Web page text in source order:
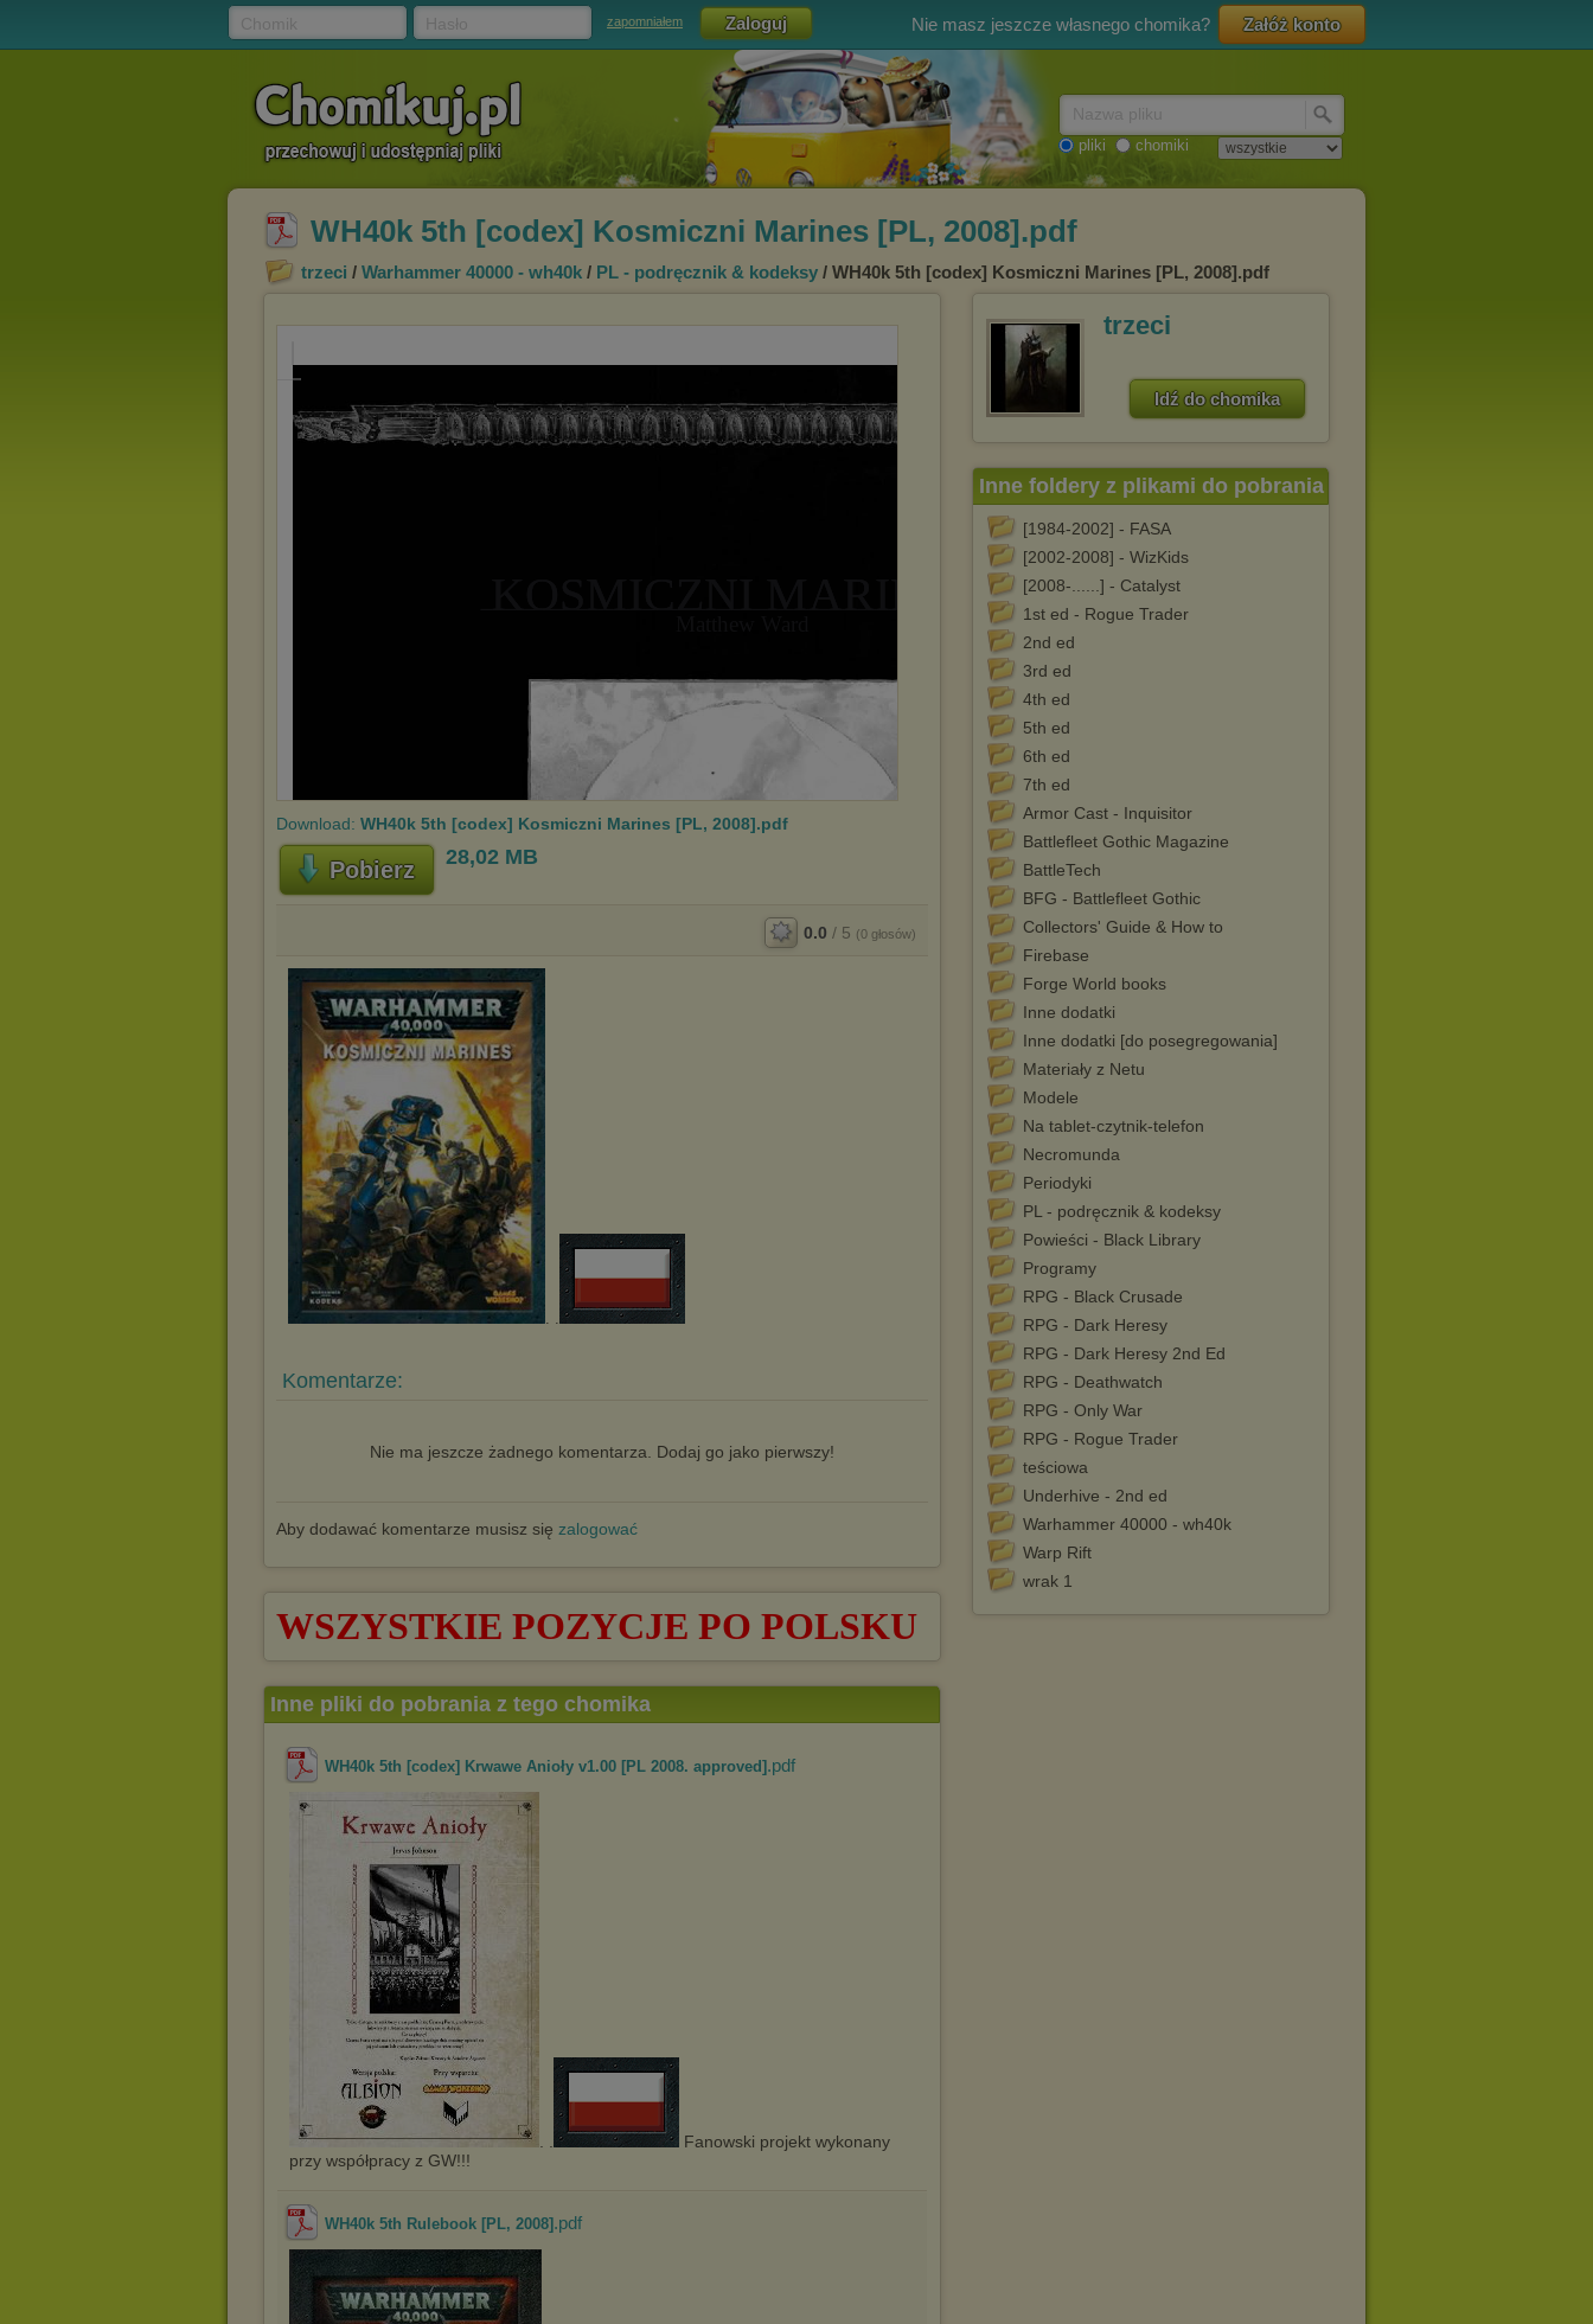
zapomniałem Nie masz jeszcze własnego chomika? Załóż konto
pliki chomiki
WH40k 5th [codex] Kosmiczni Marines [PL, 2008].pdf
trzeci / Warhammer 40000 - wh40k / PL - podręcznik & kodeksy / WH40k 5th [codex] Kosmiczni Marines [PL, 2008].pdf
Download: WH40k 5th [codex] Kosmiczni Marines [PL, 2008].pdf
Pobierz 28,02 MB
0.0 / 5 (0 głosów)
. .
Komentarze:
Nie ma jeszcze żadnego komentarza. Dodaj go jako pierwszy!
Aby dodawać komentarze musisz się zalogować
trzeci
Idź do chomika
Inne foldery z plikami do pobrania
[1984-2002] - FASA
[2002-2008] - WizKids
[2008-......] - Catalyst
1st ed - Rogue Trader
2nd ed
3rd ed
4th ed
5th ed
6th ed
7th ed
Armor Cast - Inquisitor
Battlefleet Gothic Magazine
BattleTech
BFG - Battlefleet Gothic
Collectors' Guide & How to
Firebase
Forge World books
Inne dodatki
Inne dodatki [do posegregowania]
Materiały z Netu
Modele
Na tablet-czytnik-telefon
Necromunda
Periodyki
PL - podręcznik & kodeksy
Powieści - Black Library
Programy
RPG - Black Crusade
RPG - Dark Heresy
RPG - Dark Heresy 2nd Ed
RPG - Deathwatch
RPG - Only War
RPG - Rogue Trader
teściowa
Underhive - 2nd ed
Warhammer 40000 - wh40k
Warp Rift
wrak 1
WSZYSTKIE POZYCJE PO POLSKU
Inne pliki do pobrania z tego chomika
WH40k 5th [codex] Krwawe Anioły v1.00 [PL 2008. approved] .pdf
Fanowski projekt wykonany
przy współpracy z GW!!!
WH40k 5th Rulebook [PL, 2008] .pdf